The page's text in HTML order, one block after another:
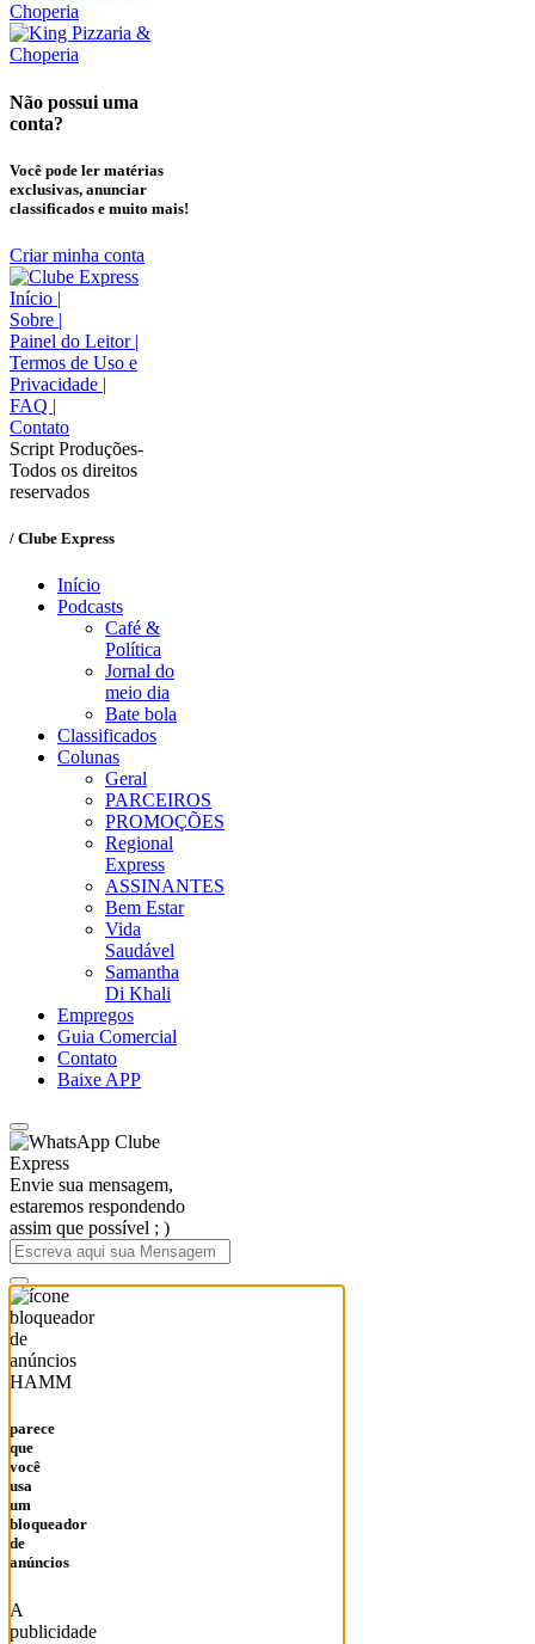
Não possui uma
conta?
Você pode ler matérias
exclusivas, anunciar
classificados e muito mais!
Criar minha conta
Início |
Sobre |
Painel do Leitor |
Termos de Uso e
Privacidade |
FAQ |
Contato
Script Produções-
Todos os direitos
reservados
/ Clube Express
Início
Podcasts
Café &
Política
Jornal do
meio dia
Bate bola
Classificados
Colunas
Geral
PARCEIROS
PROMOÇÕES
Regional
Express
ASSINANTES
Bem Estar
Vida
Saudável
Samantha
Di Khali
Empregos
Guia Comercial
Contato
Baixe APP
Clube
Express
Envie sua mensagem,
estaremos respondendo
assim que possível ; )
HAMM
parece
que
você
usa
um
bloqueador
de
anúncios
A
publicidade